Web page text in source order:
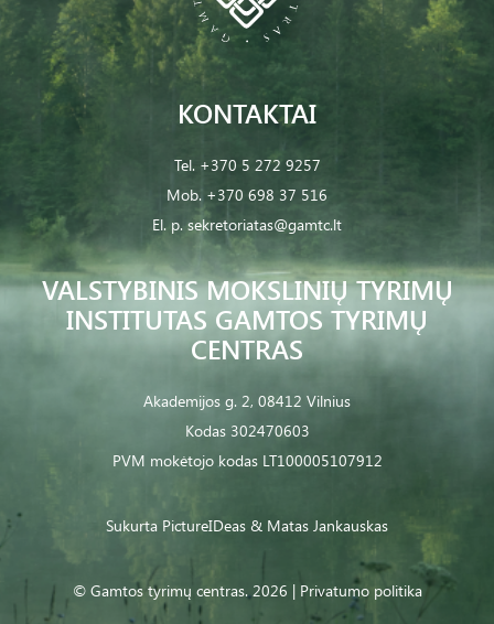
VALSTYBINIS MOKSLINIŲ TYRIMŲ
INSTITUTAS GAMTOS TYRIMŲ
CENTRAS
Akademijos g. 2, 08412 Vilnius
Kodas 302470603
PVM mokėtojo kodas LT100005107912
KONTAKTAI
Tel. +370 5 272 9257
Mob. +370 698 37 516
El. p. sekretoriatas@gamtc.lt
© Gamtos tyrimų centras. 2026 | Privatumo politika
Sukurta PictureIDeas & Matas Jankauskas